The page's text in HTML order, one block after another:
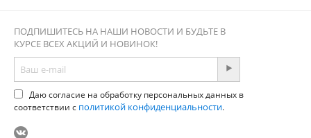
ПОДПИШИТЕСЬ НА НАШИ НОВОСТИ И БУДЬТЕ В
КУРСЕ ВСЕХ АКЦИЙ И НОВИНОК!
Даю согласие на обработку персональных данных в
соответствии с политикой конфиденциальности.